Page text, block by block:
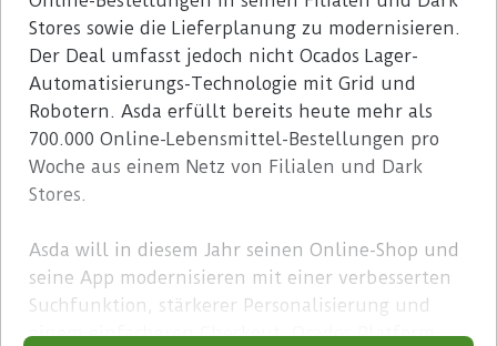
Stores sowie die Lieferplanung zu modernisieren.
Der Deal umfasst jedoch nicht Ocados Lager-
Automatisierungs-Technologie mit Grid und
Robotern. Asda erfüllt bereits heute mehr als
700.000 Online-Lebensmittel-Bestellungen pro
Woche aus einem Netz von Filialen und Dark
Stores.
Asda will in diesem Jahr seinen Online-Shop und
seine App modernisieren mit einer verbesserten
Suchfunktion, stärkerer Personalisierung und
einem einfacheren Checkout. Ocados Platform